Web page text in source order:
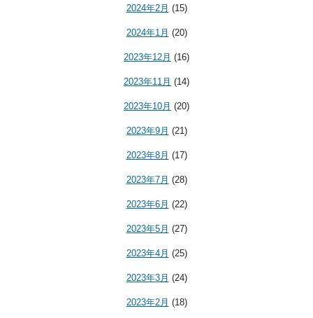
2024年2月 (15)
2024年1月 (20)
2023年12月 (16)
2023年11月 (14)
2023年10月 (20)
2023年9月 (21)
2023年8月 (17)
2023年7月 (28)
2023年6月 (22)
2023年5月 (27)
2023年4月 (25)
2023年3月 (24)
2023年2月 (18)